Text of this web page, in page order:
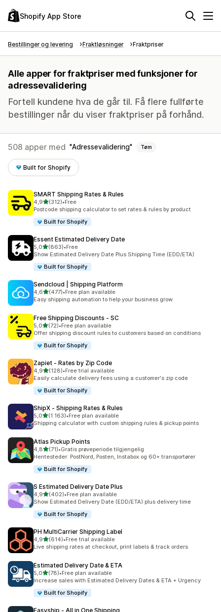
Shopify App Store
Bestillinger og levering Fraktløsninger Fraktpriser
Alle apper for fraktpriser med funksjoner for
adressevalidering
Fortell kundene hva de går til. Få flere fullførte
bestillinger når du viser fraktpriser på forhånd.
508 apper med Adressevalidering Tøm
Built for Shopify
SMART Shipping Rates & Rules
4,9av 5 stjerner
(312)
Totalt 312 omtaler
•Free
Postcode shipping calculator to set rates & rules by product
Built for Shopify
Essent Estimated Delivery Date
5,0av 5 stjerner
(863)
Totalt 863 omtaler
•Free
Show Estimated Delivery Date Plus Shipping Time (EDD/ETA)
Built for Shopify
Sendcloud | Shipping Platform
4,6av 5 stjerner
(477)
Totalt 477 omtaler
•Free plan available
Easy shipping automation to help your business grow.
Free Shipping Discounts ‑ SC
5,0av 5 stjerner
(72)
Totalt 72 omtaler
•Free plan available
Offer shipping discount rules to customers based on conditions
Built for Shopify
Zapiet ‑ Rates by Zip Code
4,9av 5 stjerner
(128)
Totalt 128 omtaler
•Free trial available
Easily calculate delivery fees using a customer's zip code
Built for Shopify
ShipX ‑ Shipping Rates & Rules
5,0av 5 stjerner
(1 163)
Totalt 1163 omtaler
•Free plan available
Shipping calculator with custom shipping rules & pickup points
Atlas Pickup Points
4,8av 5 stjerner
(71)
Totalt 71 omtaler
•Gratis prøveperiode tilgjengelig
Hentesteder: PostNord, Posten, Instabox og 60+ transportører
Built for Shopify
S Estimated Delivery Date Plus
4,9av 5 stjerner
(402)
Totalt 402 omtaler
•Free plan available
Show Estimated Delivery Date (EDD/ETA) plus delivery time
Built for Shopify
PH MultiCarrier Shipping Label
4,9av 5 stjerner
(614)
Totalt 614 omtaler
•Free trial available
Live shipping rates at checkout, print labels & track orders.
Estimated Delivery Date & ETA
5,0av 5 stjerner
(78)
Totalt 78 omtaler
•Free plan available
Increase sales with Estimated Delivery Dates & ETA + Urgency
Built for Shopify
Easyship ‑ All in One Shipping